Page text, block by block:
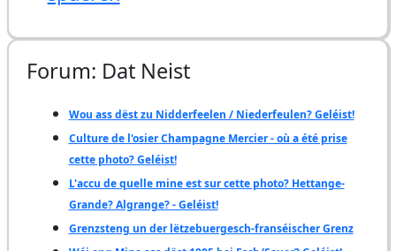
Forum: Dat Neist
Wou ass dëst zu Nidderfeelen / Niederfeulen? Geléist!
Culture de l'osier Champagne Mercier - où a été prise
cette photo? Geléist!
L'accu de quelle mine est sur cette photo? Hettange-
Grande? Algrange? - Geléist!
Grenzsteng un der lëtzebuergesch-franséischer Grenz